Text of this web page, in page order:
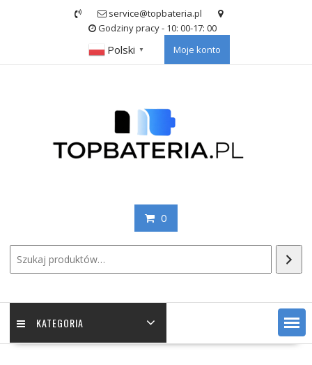
service@topbateria.pl
Godziny pracy - 10: 00-17: 00
Polski ▼ Moje konto
0
KATEGORIA